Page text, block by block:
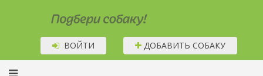
Подбери собаку!
ВОЙТИ ДОБАВИТЬ СОБАКУ